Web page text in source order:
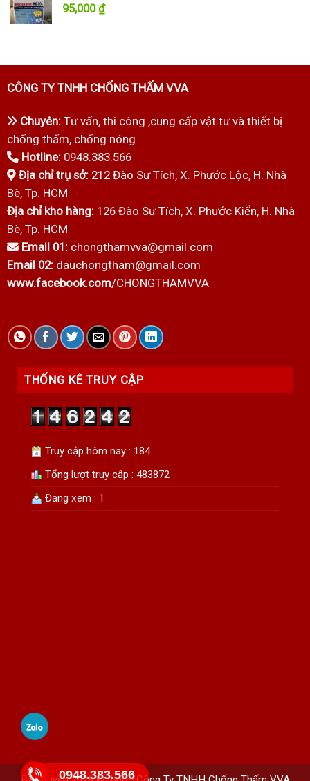
95,000₫
CÔNG TY TNHH CHỐNG THẤM VVA
Chuyên:Tư vấn, thi công ,cung cấp vật tư và thiết bị
chống thấm, chống nóng
Hotline:0948.383.566
Địa chỉ trụ sở:212 Đào Sư Tích, X. Phước Lộc, H. Nhà
Bè, Tp. HCM
Địa chỉ kho hàng:126 Đào Sư Tích, X. Phước Kiển, H. Nhà
Bè, Tp. HCM
Email 01:chongthamvva@gmail.com
Email 02:dauchongtham@gmail.com
www.facebook.com/CHONGTHAMVVA
THỐNG KÊ TRUY CẬP
Truy cập hôm nay : 184
Tổng lượt truy cập : 483872
Đang xem : 1
0948.383.566